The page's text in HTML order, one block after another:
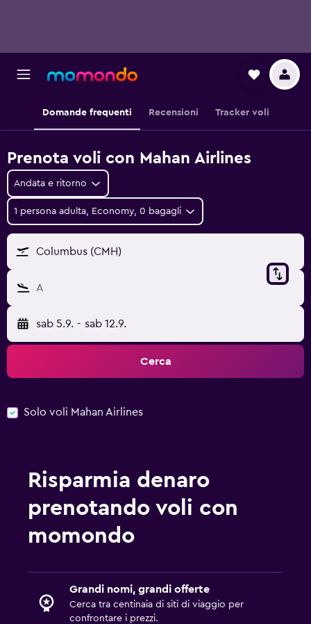
Domande frequenti Recensioni Tracker voli
Prenota voli con Mahan Airlines
Andata e ritorno
1 persona adulta, Economy, 0 bagagli
Columbus (CMH)
A
sab 5.9. - sab 12.9.
Cerca
Solo voli Mahan Airlines
Risparmia denaro
prenotando voli con
momondo
Grandi nomi, grandi offerte
Cerca tra centinaia di siti di viaggio per
confrontare i prezzi.